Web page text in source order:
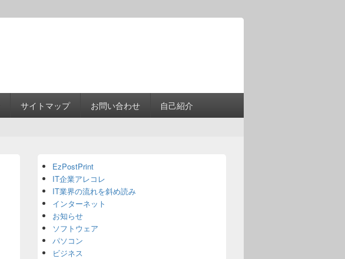
サイトマップ お問い合わせ 自己紹介
Sidebar
Widget
Area
EzPostPrint
IT企業アレコレ
IT業界の流れを斜め読み
インターネット
お知らせ
ソフトウェア
パソコン
ビジネス